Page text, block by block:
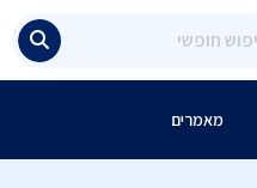
מאמרים